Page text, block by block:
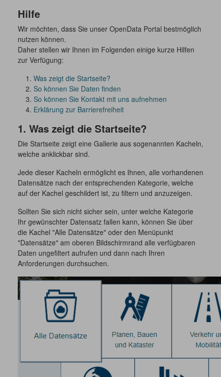
Hilfe
Wir möchten, dass Sie unser OpenData Portal bestmöglich
nutzen können.
Daher stellen wir Ihnen im Folgenden einige kurze Hilfen
zur Verfügung:
Was zeigt die Startseite?
So können Sie Daten finden
So können Sie Kontakt mit uns aufnehmen
Erklärung zur Barrierefreiheit
1. Was zeigt die Startseite?
Die Startseite zeigt eine Gallerie aus sogenannten Kacheln,
welche anklickbar sind.
Jede dieser Kacheln ermöglicht es Ihnen, alle vorhandenen
Datensätze nach der entsprechenden Kategorie, welche
auf der Kachel geschildert ist, zu filtern und anzuzeigen.
Sollten Sie sich nicht sicher sein, unter welche Kategorie
Ihr gewünschter Datensatz fallen kann, können Sie über
die Kachel "Alle Datensätze" oder den Menüpunkt
"Datensätze" am oberen Bildschirmrand alle verfügbaren
Daten ungefiltert aufrufen und dann nach Ihren
Anforderungen durchsuchen.